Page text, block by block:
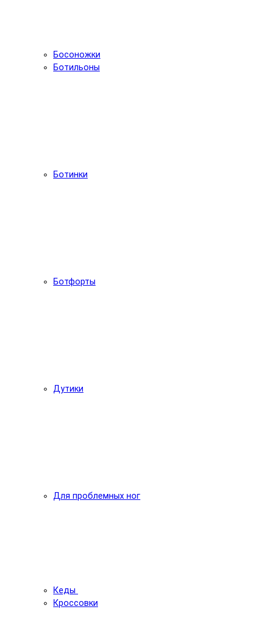
Босоножки
Ботильоны
Ботинки
Ботфорты
Дутики
Для проблемных ног
Кеды
Кроссовки